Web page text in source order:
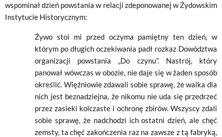
wspominał dzień powstania w relacji zdeponowanej w Żydowskim
Instytucie Historycznym:
Żywo stoi mi przed oczyma pamiętny ten dzień, w
którym po długich oczekiwania padł rozkaz Dowództwa
organizacji powstania „Do czynu”. Nastrój, który
panował wówczas w obozie, nie daje się w żaden sposób
określić. Więźniowie zdawali sobie sprawę, że walka dla
nich jest beznadziejna, że nikomu nie uda się przedrzeć
przez zasieki kolczaste i ochronę zbirów. Wszyscy zdali
sobie sprawę, że nadchodzi ich ostatni dzień, ale chęć
zemsty, ta chęć zakończenia raz na zawsze z tą fabryką,